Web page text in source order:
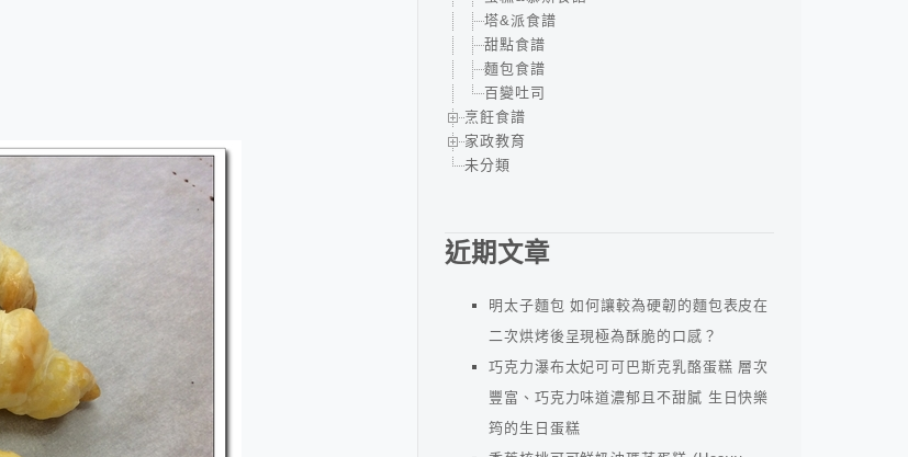
塔&派食譜
甜點食譜
麵包食譜
百變吐司
烹飪食譜
家政教育
未分類
近期文章
明太子麵包 如何讓較為硬韌的麵包表皮在
二次烘烤後呈現極為酥脆的口感？
巧克力瀑布太妃可可巴斯克乳酪蛋糕 層次
豐富、巧克力味道濃郁且不甜膩 生日快樂
筠的生日蛋糕